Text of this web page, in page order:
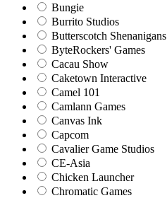
Bungie
Burrito Studios
Butterscotch Shenanigans
ByteRockers' Games
Cacau Show
Caketown Interactive
Camel 101
Camlann Games
Canvas Ink
Capcom
Cavalier Game Studios
CE-Asia
Chicken Launcher
Chromatic Games